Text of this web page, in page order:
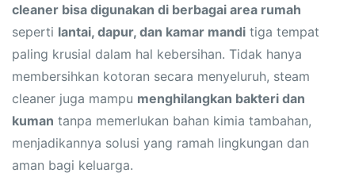
cleaner bisa digunakan di berbagai area rumah
seperti lantai, dapur, dan kamar mandi tiga tempat
paling krusial dalam hal kebersihan. Tidak hanya
membersihkan kotoran secara menyeluruh, steam
cleaner juga mampu menghilangkan bakteri dan
kuman tanpa memerlukan bahan kimia tambahan,
menjadikannya solusi yang ramah lingkungan dan
aman bagi keluarga.